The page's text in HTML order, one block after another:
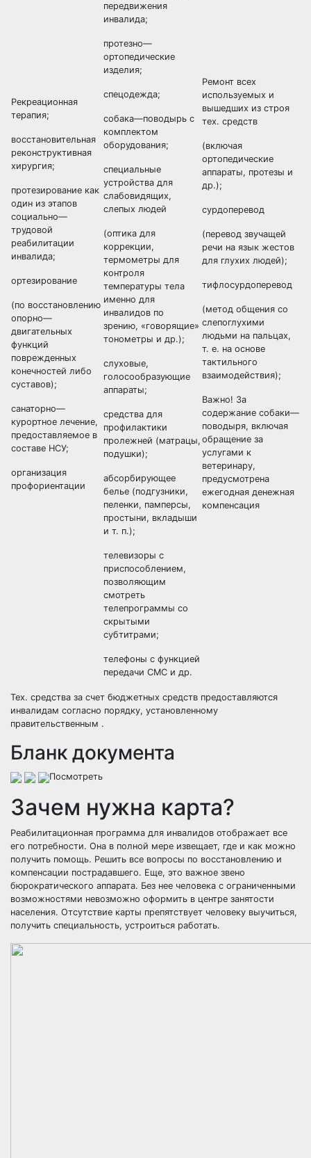
Рекреационная
терапия;
восстановительная
реконструктивная
хирургия;
протезирование как
один из этапов
социально—
трудовой
реабилитации
инвалида;
ортезирование
(по восстановлению
опорно—
двигательных
функций
поврежденных
конечностей либо
суставов);
санаторно—
курортное лечение,
предоставляемое в
составе НСУ;
организация
профориентации
передвижения
инвалида;
протезно—
ортопедические
изделия;
спецодежда;
собака—поводырь с
комплектом
оборудования;
специальные
устройства для
слабовидящих,
слепых людей
(оптика для
коррекции,
термометры для
контроля
температуры тела
именно для
инвалидов по
зрению, «говорящие»
тонометры и др.);
слуховые,
голосообразующие
аппараты;
средства для
профилактики
пролежней (матрацы,
подушки);
абсорбирующее
белье (подгузники,
пеленки, памперсы,
простыни, вкладыши
и т. п.);
телевизоры с
приспособлением,
позволяющим
смотреть
телепрограммы со
скрытыми
субтитрами;
телефоны с функцией
передачи СМС и др.
Ремонт всех
используемых и
вышедших из строя
тех. средств
(включая
ортопедические
аппараты, протезы и
др.);
сурдоперевод
(перевод звучащей
речи на язык жестов
для глухих людей);
тифлосурдоперевод
(метод общения со
слепоглухими
людьми на пальцах,
т. е. на основе
тактильного
взаимодействия);
Важно! За
содержание собаки—
поводыря, включая
обращение за
услугами к
ветеринару,
предусмотрена
ежегодная денежная
компенсация
Тех. средства за счет бюджетных средств предоставляются
инвалидам согласно порядку, установленному
правительственным .
Бланк документа
Посмотреть
Зачем нужна карта?
Реабилитационная программа для инвалидов отображает все
его потребности. Она в полной мере извещает, где и как можно
получить помощь. Решить все вопросы по восстановлению и
компенсации пострадавшего. Еще, это важное звено
бюрократического аппарата. Без нее человека с ограниченными
возможностями невозможно оформить в центре занятости
населения. Отсутствие карты препятствует человеку выучиться,
получить специальность, устроиться работать.